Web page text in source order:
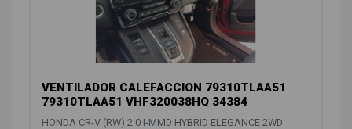
VENTILADOR CALEFACCION 79310TLAA51
79310TLAA51 VHF320038HQ 34384
HONDA CR-V (RW) 2.0 I-MMD HYBRID ELEGANCE 2WD